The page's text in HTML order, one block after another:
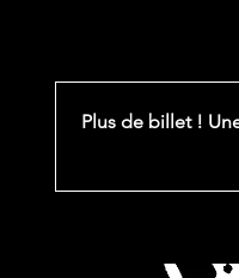
Plus de billet !